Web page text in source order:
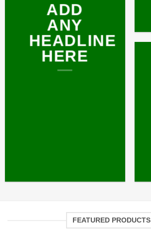
ADD
ANY
HEADLINE
HERE
FEATURED PRODUCTS